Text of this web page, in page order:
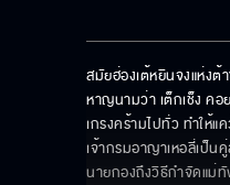
สมัยฮ่องเต้หยินจงแห่ง
หาญนามว่า เต็กเช็ง ค
เกรงคร้ามไปทั่ว ทำให้
เจ้ากรมอาญาเหอลี่เป็น
นายกองถึงวิธีกำจัดแม่ทั